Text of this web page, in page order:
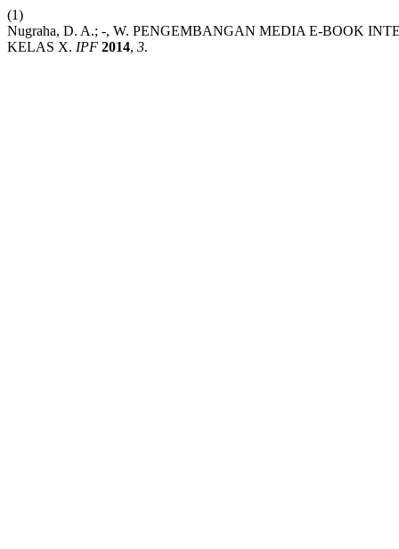
(1)
Nugraha, D. A.; -, W. PENGEMBANGAN MEDIA E-BOOK
KELAS X. IPF 2014, 3.